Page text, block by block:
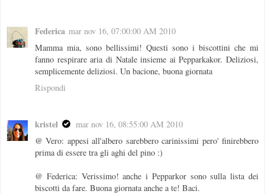
Federica mar nov 16, 07:00:00 AM 2010
Mamma mia, sono bellissimi! Questi sono i biscottini che mi
fanno respirare aria di Natale insieme ai Pepparkakor. Deliziosi,
semplicemente deliziosi. Un bacione, buona giornata
Rispondi
kristel
mar nov 16, 08:55:00 AM 2010
@ Vero: appesi all'albero sarebbero carinissimi pero' finirebbero
prima di essere tra gli aghi del pino :)
@ Federica: Verissimo! anche i Pepparkor sono sulla lista dei
biscotti da fare. Buona giornata anche a te! Baci.